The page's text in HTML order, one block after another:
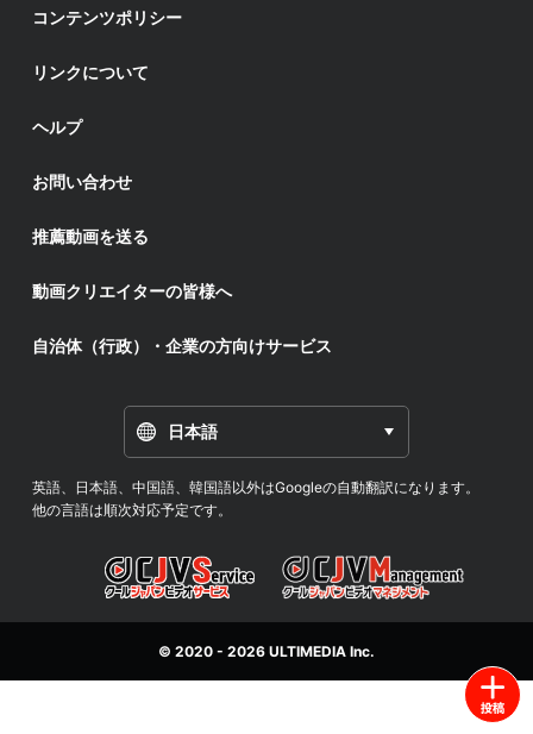
コンテンツポリシー
リンクについて
ヘルプ
お問い合わせ
推薦動画を送る
動画クリエイターの皆様へ
自治体（行政）・企業の方向けサービス
日本語
英語、日本語、中国語、韓国語以外はGoogleの自動翻訳になります。
他の言語は順次対応予定です。
© 2020 - 2026 ULTIMEDIA Inc.